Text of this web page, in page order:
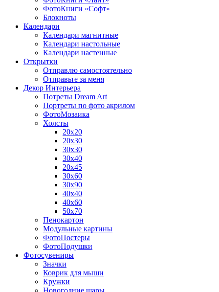
ФотоКниги «Софт»
Блокноты
Календари
Календари магнитные
Календари настольные
Календари настенные
Открытки
Отправлю самостоятельно
Отправьте за меня
Декор Интерьера
Потреты Dream Art
Портреты по фото акрилом
ФотоМозаика
Холсты
20х20
20х30
30х30
30х40
20х45
30х60
30х90
40х40
40х60
50х70
Пенокартон
Модульные картины
ФотоПостеры
ФотоПодушки
Фотоcувениры
Значки
Коврик для мыши
Кружки